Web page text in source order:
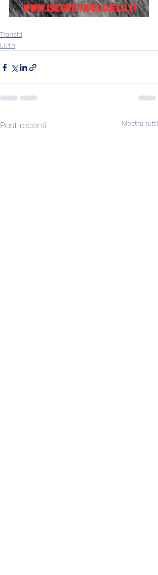
Transiti
Lilith
Post recenti Mostra tutti